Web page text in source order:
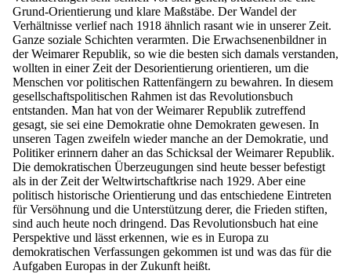
Grund-Orientierung und klare Maßstäbe. Der Wandel der
Verhältnisse verlief nach 1918 ähnlich rasant wie in unserer Zeit.
Ganze soziale Schichten verarmten. Die Erwachsenenbildner in
der Weimarer Republik, so wie die besten sich damals verstanden,
wollten in einer Zeit der Desorientierung orientieren, um die
Menschen vor politischen Rattenfängern zu bewahren. In diesem
gesellschaftspolitischen Rahmen ist das Revolutionsbuch
entstanden. Man hat von der Weimarer Republik zutreffend
gesagt, sie sei eine Demokratie ohne Demokraten gewesen. In
unseren Tagen zweifeln wieder manche an der Demokratie, und
Politiker erinnern daher an das Schicksal der Weimarer Republik.
Die demokratischen Überzeugungen sind heute besser befestigt
als in der Zeit der Weltwirtschaftkrise nach 1929. Aber eine
politisch historische Orientierung und das entschiedene Eintreten
für Versöhnung und die Unterstützung derer, die Frieden stiften,
sind auch heute noch dringend. Das Revolutionsbuch hat eine
Perspektive und lässt erkennen, wie es in Europa zu
demokratischen Verfassungen gekommen ist und was das für die
Aufgaben Europas in der Zukunft heißt.